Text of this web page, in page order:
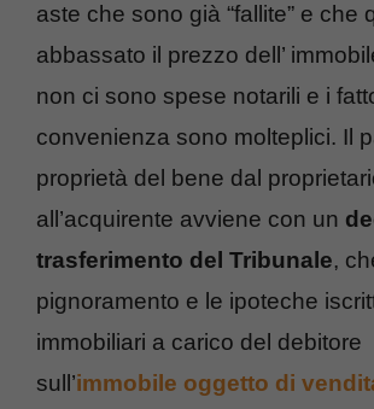
aste che sono già “fallite” e che
abbassato il prezzo dell’
non ci sono spese notarili e i
convenienza sono molteplici. Il
proprietà del bene dal
all’acquirente avviene con un
trasferimento del Tribunale,
pignoramento e le ipoteche
immobiliari a carico del debitore
sull’immobile oggetto di